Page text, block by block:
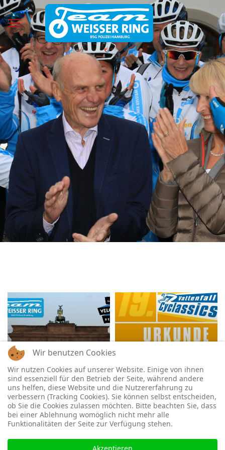
18.05.2014
Velothon Berlin
109 Photos
Cyclassic
29 Photos
Wir benutzen Cookies
Wir nutzen Cookies auf unserer Website. Einige von ihnen
sind essenziell für den Betrieb der Seite, während andere
uns helfen, diese Website und die Nutzererfahrung zu
verbessern (Tracking Cookies). Sie können selbst entscheiden,
ob Sie die Cookies zulassen möchten. Bitte beachten Sie, dass
bei einer Ablehnung womöglich nicht mehr alle
Funktionalitäten der Seite zur Verfügung stehen.